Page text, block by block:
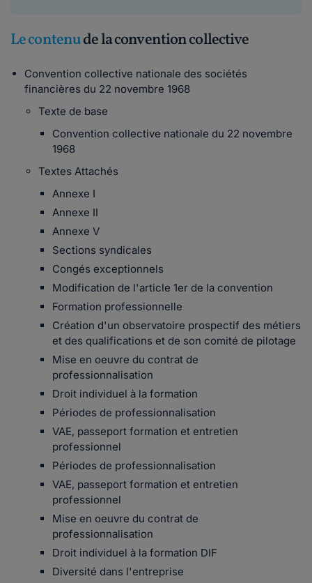
Le contenude la convention collective
Convention collective nationale des sociétés
financières du 22 novembre 1968
Texte de base
Convention collective nationale du 22 novembre
1968
Textes Attachés
Annexe I
Annexe II
Annexe V
Sections syndicales
Congés exceptionnels
Modification de l'article 1er de la convention
Formation professionnelle
Création d'un observatoire prospectif des métiers
et des qualifications et de son comité de pilotage
Mise en oeuvre du contrat de
professionnalisation
Droit individuel à la formation
Périodes de professionnalisation
VAE, passeport formation et entretien
professionnel
Périodes de professionnalisation
VAE, passeport formation et entretien
professionnel
Mise en oeuvre du contrat de
professionnalisation
Droit individuel à la formation DIF
Diversité dans l'entreprise